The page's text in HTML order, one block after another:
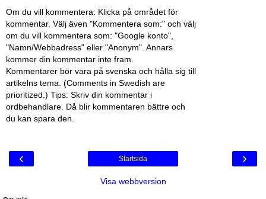
Om du vill kommentera: Klicka på området för
kommentar. Välj även "Kommentera som:" och välj
om du vill kommentera som: "Google konto",
"Namn/Webbadress" eller "Anonym". Annars
kommer din kommentar inte fram.
Kommentarer bör vara på svenska och hålla sig till
artikelns tema. (Comments in Swedish are
prioritized.) Tips: Skriv din kommentar i
ordbehandlare. Då blir kommentaren bättre och
du kan spara den.
‹ ›
Startsida
Visa webbversion